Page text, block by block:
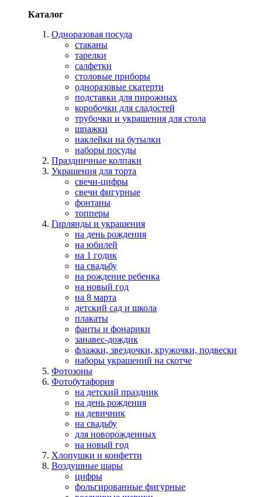
Каталог
Одноразовая посуда
стаканы
тарелки
салфетки
столовые приборы
одноразовые скатерти
подставки для пирожных
коробочки для сладостей
трубочки и украшения для стола
шпажки
наклейки на бутылки
наборы посуды
Праздничные колпаки
Украшения для торта
свечи-цифры
свечи фигурные
фонтаны
топперы
Гирлянды и украшения
на день рождения
на юбилей
на 1 годик
на свадьбу
на рождение ребенка
на новый год
на 8 марта
детский сад и школа
плакаты
фанты и фонарики
занавес-дождик
флажки, звездочки, кружочки, подвески
наборы украшений на скотче
Фотозоны
Фотобутафория
на детский праздник
на день рождения
на девичник
на свадьбу
для новорожденных
на новый год
Хлопушки и конфетти
Воздушные шары
цифры
фольгированные фигурные